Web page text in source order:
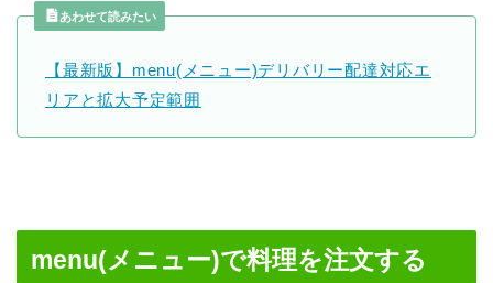
あわせて読みたい
【最新版】menu(メニュー)デリバリー配達対応エ
リアと拡大予定範囲
menu(メニュー)で料理を注文する